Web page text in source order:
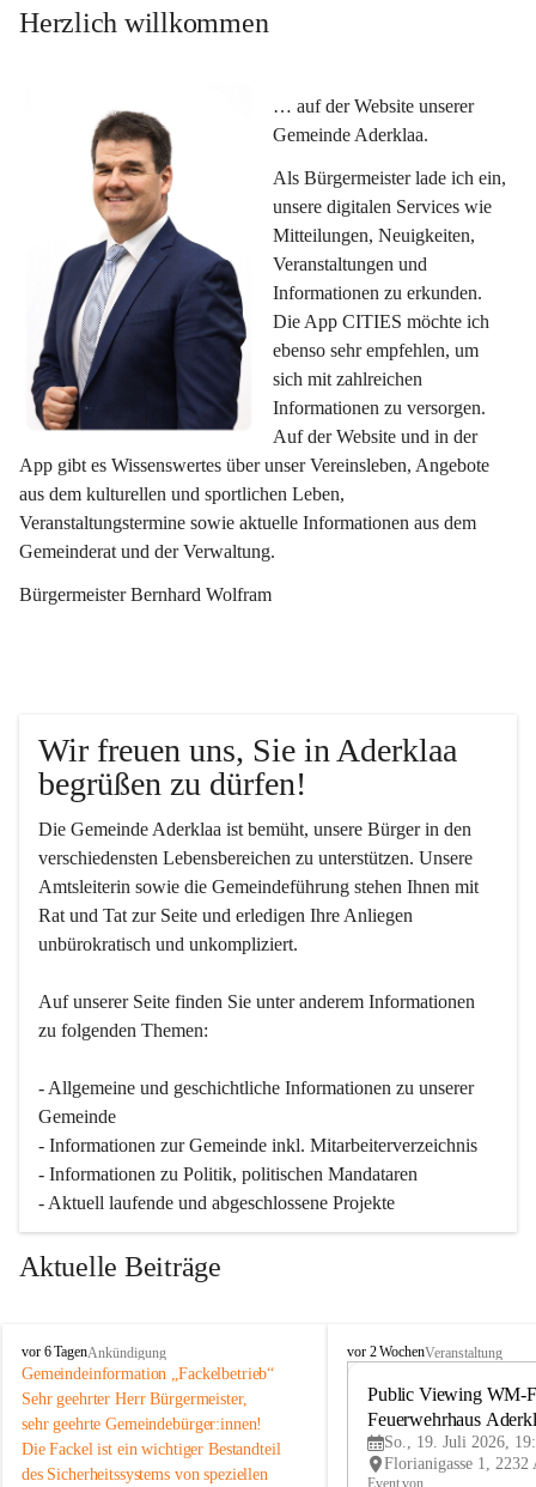
Herzlich willkommen
… auf der Website unserer
Gemeinde Aderklaa.
Als Bürgermeister lade ich ein,
unsere digitalen Services wie
Mitteilungen, Neuigkeiten,
Veranstaltungen und
Informationen zu erkunden.
Die App CITIES möchte ich
ebenso sehr empfehlen, um
sich mit zahlreichen
Informationen zu versorgen.
Auf der Website und in der
App gibt es Wissenswertes über unser Vereinsleben, Angebote
aus dem kulturellen und sportlichen Leben,
Veranstaltungstermine sowie aktuelle Informationen aus dem
Gemeinderat und der Verwaltung.
Bürgermeister Bernhard Wolfram
Wir freuen uns, Sie in Aderklaa
begrüßen zu dürfen!
Die Gemeinde Aderklaa ist bemüht, unsere Bürger in den
verschiedensten Lebensbereichen zu unterstützen. Unsere
Amtsleiterin sowie die Gemeindeführung stehen Ihnen mit
Rat und Tat zur Seite und erledigen Ihre Anliegen
unbürokratisch und unkompliziert.
Auf unserer Seite finden Sie un­ter an­de­rem Informationen
zu folgenden Themen:
- Allgemeine und geschichtliche Informationen zu unserer
Gemeinde
- Informationen zur Gemeinde inkl. Mitarbeiterverzeichnis
- Informationen zu Politik, politischen Mandataren
- Aktuell laufende und abgeschlossene Projekte
Aktuelle Beiträge
A
d
e
r
k
l
a
vor 6 TagenAnkündigung
Gemeindeinformation „Fackelbetrieb“
Sehr geehrter Herr Bürgermeister,
sehr geehrte Gemeindebürger:innen!
Die Fackel ist ein wichtiger Bestandteil
des Sicherheitssystems von speziellen
A
vor 2 WochenVeranstaltung
Public Viewing WM-
Feuerwehrhaus
So., 19. Juli 2026,
Event von